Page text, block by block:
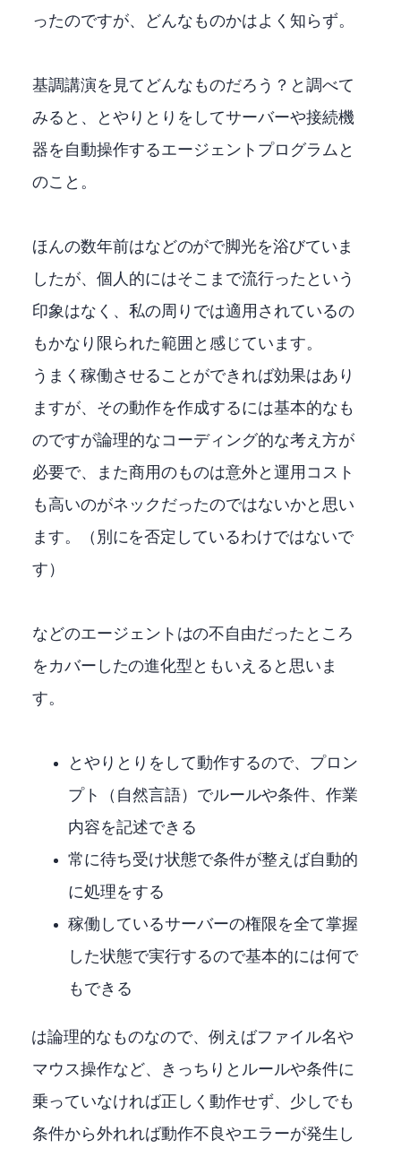
ったのですが、どんなものかはよく知らず。
基調講演を見てどんなものだろう？と調べて
みると、LLMとやりとりをしてサーバーや接続機
器を自動操作するエージェントプログラムと
のこと。
ほんの数年前はPowerAutomateなどのRPAがDXで脚光を浴びていま
したが、個人的にはそこまで流行ったという
印象はなく、私の周りでは適用されているの
もかなり限られた範囲と感じています。
うまく稼働させることができれば効果はあり
ますが、その動作を作成するには基本的なも
のですが論理的なコーディング的な考え方が
必要で、また商用のものは意外と運用コスト
も高いのがネックだったのではないかと思い
ます。（別にRPAを否定しているわけではないで
す）
OpenClawなどのエージェントはRPAの不自由だったところ
をカバーしたRPAの進化型ともいえると思いま
す。
LLMとやりとりをして動作するので、プロン
プト（自然言語）でルールや条件、作業
内容を記述できる
常に待ち受け状態で条件が整えば自動的
に処理をする
稼働しているサーバーの権限を全て掌握
した状態で実行するので基本的には何で
もできる
RPAは論理的なものなので、例えばファイル名や
マウス操作など、きっちりとルールや条件に
乗っていなければ正しく動作せず、少しでも
条件から外れれば動作不良やエラーが発生し